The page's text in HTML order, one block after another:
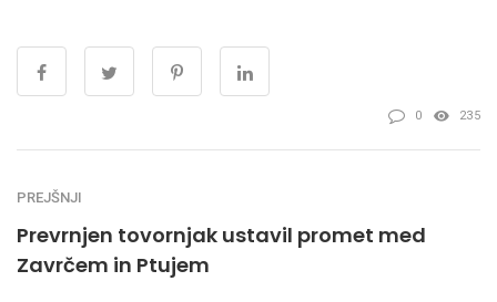
0 235
PREJŠNJI
Prevrnjen tovornjak ustavil promet med
Zavrčem in Ptujem